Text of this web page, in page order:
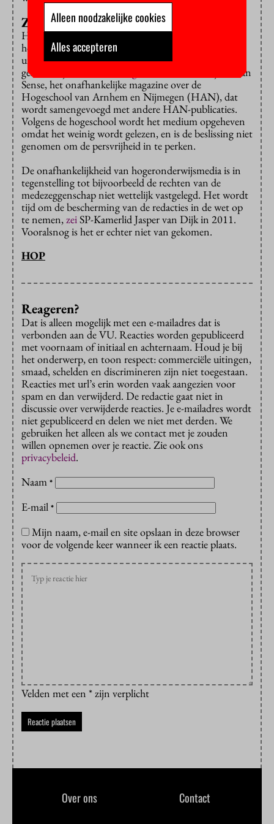
Zorgen
Het gebeurt vaker dat bladen van universiteiten en
hogescholen in de problemen komen. In februari
uitten hogeschool- en universiteitsmedia in een
gezamenlijke brief hun
over het verdwijnen van
Sense, het onafhankelijke magazine over de
Hogeschool van Arnhem en Nijmegen (HAN), dat
wordt samengevoegd met andere HAN-publicaties.
Volgens de hogeschool wordt het medium opgeheven
omdat het weinig wordt gelezen, en is de beslissing niet
genomen om de persvrijheid in te perken.
De onafhankelijkheid van hogeronderwijsmedia is in
tegenstelling tot bijvoorbeeld de rechten van de
medezeggenschap niet wettelijk vastgelegd. Het wordt
tijd om de bescherming van de redacties in de wet op
te nemen,zeiSP-Kamerlid Jasper van Dijk in 2011.
Vooralsnog is het er echter niet van gekomen.
HOP
Reageren?
Dat is alleen mogelijk met een e-mailadres dat is
verbonden aan de VU. Reacties worden gepubliceerd
met voornaam of initiaal en achternaam. Houd je bij
het onderwerp, en toon respect: commerciële uitingen,
smaad, schelden en discrimineren zijn niet toegestaan.
Reacties met url’s erin worden vaak aangezien voor
spam en dan verwijderd. De redactie gaat niet in
discussie over verwijderde reacties. Je e-mailadres wordt
niet gepubliceerd en delen we niet met derden. We
gebruiken het alleen als we contact met je zouden
willen opnemen over je reactie. Zie ook ons
privacybeleid.
Naam *
E-mail *
Mijn naam, e-mail en site opslaan in deze browser
voor de volgende keer wanneer ik een reactie plaats.
Velden met een * zijn verplicht
Over ons Contact
Alleen noodzakelijke cookies
Alles accepteren